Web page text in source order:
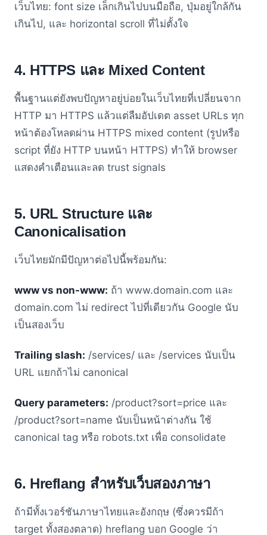
เว็บไทย: font size เล็กเกินไปบนมือถือ, ปุ่มอยู่ใกล้กัน
เกินไป, และ horizontal scroll ที่ไม่ตั้งใจ
4. HTTPS และ Mixed Content
พื้นฐานแต่ยังพบปัญหาอยู่บ่อยในเว็บไทยที่เปลี่ยนจาก
HTTP มา HTTPS แล้วแต่ลืมอัปเดต asset URLs ทุก
หน้าต้องโหลดผ่าน HTTPS mixed content (รูปหรือ
script ที่ยัง HTTP บนหน้า HTTPS) ทำให้ browser
แสดงคำเตือนและลด trust signals
5. URL Structure และ
Canonicalisation
เว็บไทยมักมีปัญหาต่อไปนี้พร้อมกัน:
www vs non-www: ถ้า www.domain.com และ
domain.com ไม่ redirect ไปที่เดียวกัน Google นับ
เป็นสองเว็บ
Trailing slash: /services/ และ /services นับเป็น
URL แยกถ้าไม่ canonical
Query parameters: /product?sort=price และ
/product?sort=name นับเป็นหน้าต่างกัน ใช้
canonical tag หรือ robots.txt เพื่อ consolidate
6. Hreflang สำหรับเว็บสองภาษา
ถ้ามีทั้งเวอร์ชันภาษาไทยและอังกฤษ (ซึ่งควรมีถ้า
target ทั้งสองตลาด) hreflang บอก Google ว่า